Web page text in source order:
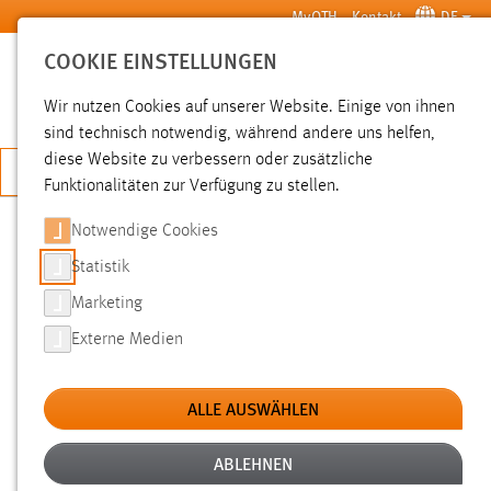
Zum Hauptinhalt springen MyOTH Kontakt DE
SUCHE
JETZT BEWERBEN
SUCHE
FILTER
Typ
Erstellungsdatum
COOKIE EINSTELLUNGEN
Wir nutzen Cookies auf unserer Website. Einige von ihnen
sind technisch notwendig, während andere uns helfen,
diese Website zu verbessern oder zusätzliche
Funktionalitäten zur Verfügung zu stellen.
Notwendige Cookies
Statistik
Marketing
Externe Medien
ALLE AUSWÄHLEN
ABLEHNEN